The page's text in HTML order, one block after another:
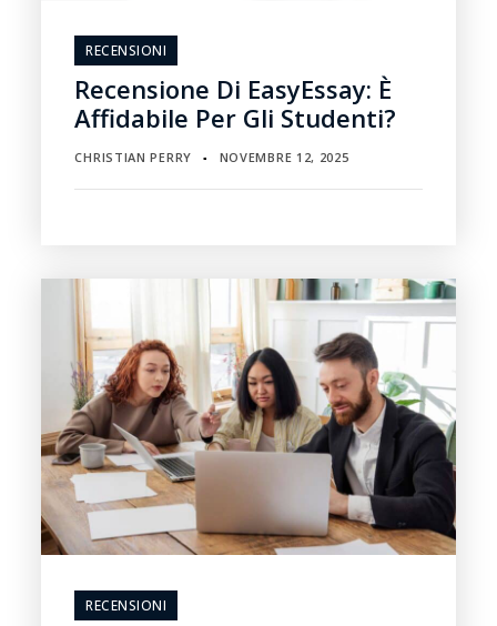
RECENSIONI
Recensione Di EasyEssay: È
Affidabile Per Gli Studenti?
CHRISTIAN PERRY ▪ NOVEMBRE 12, 2025
RECENSIONI